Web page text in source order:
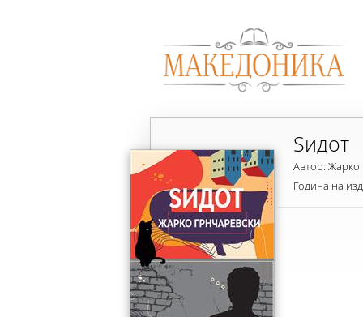
Sидот
Автор: Жарко
Година на